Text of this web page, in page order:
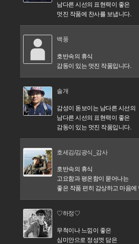
남다른 시선의 표현력이 좋은
멋진 작품에 찬사를 보냅니다.
백풍
호반속의 휴식
감동이 있는 멋진 작품입니다.
솔개
감성이 돋보이는 남다른 시선의
남다른 시선의 표현력이 좋은
감동이 있는 멋진 작품입니다.
호세김/김광식_감사
호반속의 휴식
고요함과 평온함이 묻어나는
좋은 작품 편히 감상하고 마음에
♡하정♡
무척이나 느낌이 좋은
심미안으로 정성껏 담은